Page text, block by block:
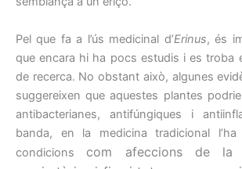
Pel que fa a l’ús medicinal d’Erinus, és
que encara hi ha pocs estudis i es troba
de recerca. No obstant això, algunes
suggereixen que aquestes plantes
antibacterianes, antifúngiques i
banda, en la medicina tradicional
condicions com afeccions de la